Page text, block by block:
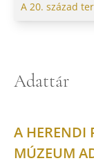
A 20. század
Adattár
A HERENDI
MÚZEUM